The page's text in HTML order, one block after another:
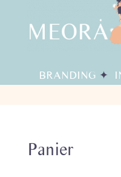
BRANDING ✦
Panier